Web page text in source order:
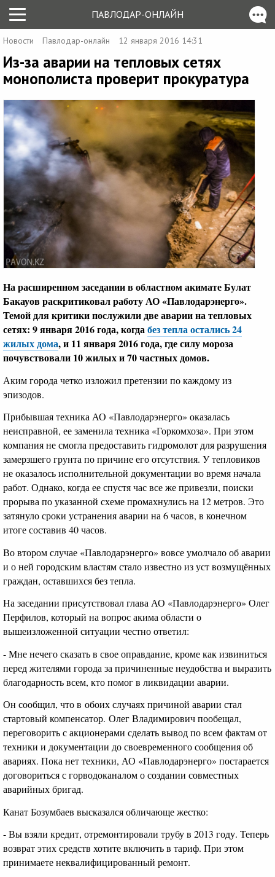
ПАВЛОДАР-ОНЛАЙН
Новости Павлодар-онлайн 12 января 2016 14:31
Из-за аварии на тепловых сетях
монополиста проверит прокуратура
На расширенном заседании в областном акимате Булат
Бакауов раскритиковал работу АО «Павлодарэнерго».
Темой для критики послужили две аварии на тепловых
сетях: 9 января 2016 года, когдабез тепла остались 24
жилых дома, и 11 января 2016 года, где силу мороза
почувствовали 10 жилых и 70 частных домов.
Аким города четко изложил претензии по каждому из
эпизодов.
Прибывшая техника АО «Павлодарэнерго» оказалась
неисправной, ее заменила техника «Горкомхоза». При этом
компания не смогла предоставить гидромолот для разрушения
замерзшего грунта по причине его отсутствия. У тепловиков
не оказалось исполнительной документации во время начала
работ. Однако, когда ее спустя час все же привезли, поиски
прорыва по указанной схеме промахнулись на 12 метров. Это
затянуло сроки устранения аварии на 6 часов, в конечном
итоге составив 40 часов.
Во втором случае «Павлодарэнерго» вовсе умолчало об аварии
и о ней городским властям стало известно из уст возмущённых
граждан, оставшихся без тепла.
На заседании присутствовал глава АО «Павлодарэнерго» Олег
Перфилов, который на вопрос акима области о
вышеизложенной ситуации честно ответил:
- Мне нечего сказать в свое оправдание, кроме как извиниться
перед жителями города за причиненные неудобства и выразить
благодарность всем, кто помог в ликвидации аварии.
Он сообщил, что в обоих случаях причиной аварии стал
стартовый компенсатор. Олег Владимирович пообещал,
переговорить с акционерами сделать вывод по всем фактам от
техники и документации до своевременного сообщения об
авариях. Пока нет техники, АО «Павлодарэнерго» постарается
договориться с горводоканалом о создании совместных
аварийных бригад.
Канат Бозумбаев высказался обличающе жестко:
- Вы взяли кредит, отремонтировали трубу в 2013 году. Теперь
возврат этих средств хотите включить в тариф. При этом
принимаете неквалифицированный ремонт.